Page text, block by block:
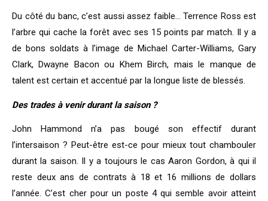
Du côté du banc, c’est aussi assez faible… Terrence Ross est
l’arbre qui cache la forêt avec ses 15 points par match. Il y a
de bons soldats à l’image de Michael Carter-Williams, Gary
Clark, Dwayne Bacon ou Khem Birch, mais le manque de
talent est certain et accentué par la longue liste de blessés.
Des trades à venir durant la saison ?
John Hammond n’a pas bougé son effectif durant
l’intersaison ? Peut-être est-ce pour mieux tout chambouler
durant la saison. Il y a toujours le cas Aaron Gordon, à qui il
reste deux ans de contrats à 18 et 16 millions de dollars
l’année. C’est cher pour un poste 4 qui semble avoir atteint